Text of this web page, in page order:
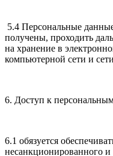
5.4 Персональные
получены, проходить
на хранение в
компьютерной сети и
6. Доступ к
6.1 обязуется
несанкционированного